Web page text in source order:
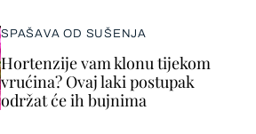
SPAŠAVA OD SUŠENJA
Hortenzije vam klonu tijekom
vrućina? Ovaj laki postupak
održat će ih bujnima